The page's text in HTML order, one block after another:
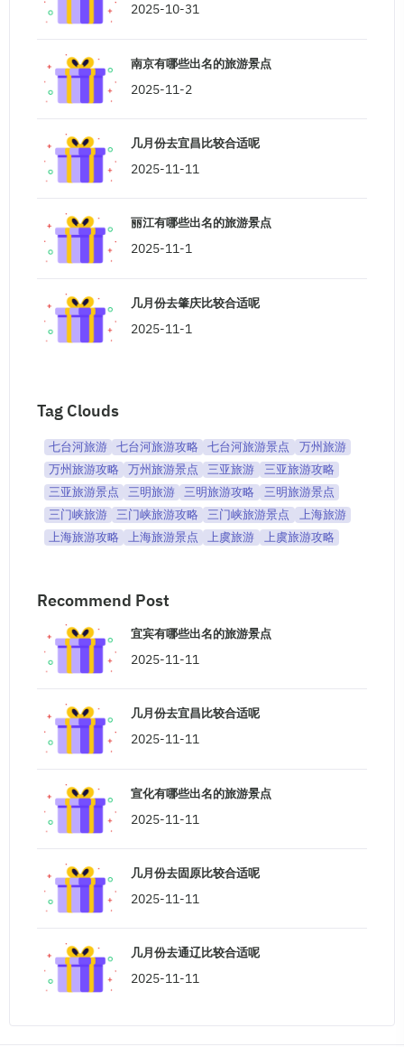
2025-10-31
南京有哪些出名的旅游景点
2025-11-2
几月份去宜昌比较合适呢
2025-11-11
丽江有哪些出名的旅游景点
2025-11-1
几月份去肇庆比较合适呢
2025-11-1
Tag Clouds
七台河旅游 七台河旅游攻略 七台河旅游景点
万州旅游
万州旅游攻略
万州旅游景点 三亚旅游
三亚旅游攻略
三亚旅游景点
三明旅游 三明旅游攻略
三明旅游景点
三门峡旅游
三门峡旅游攻略 三门峡旅游景点
上海旅游
上海旅游攻略
上海旅游景点 上虞旅游 上虞旅游攻略
Recommend Post
宜宾有哪些出名的旅游景点
2025-11-11
几月份去宜昌比较合适呢
2025-11-11
宣化有哪些出名的旅游景点
2025-11-11
几月份去固原比较合适呢
2025-11-11
几月份去通辽比较合适呢
2025-11-11